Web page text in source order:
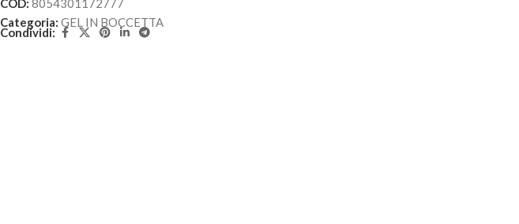
COD: 8054301172777
Categoria: GEL IN BOCCETTA
Condividi: